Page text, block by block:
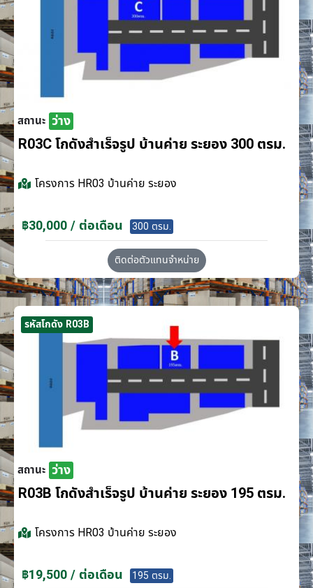
สถานะ ว่าง
R03C โกดังสำเร็จรูป บ้านค่าย ระยอง 300 ตรม.
โครงการ HR03 บ้านค่าย ระยอง
฿30,000 / ต่อเดือน 300 ตรม.
ติดต่อตัวแทนจำหน่าย
รหัสโกดัง R03B
สถานะ ว่าง
R03B โกดังสำเร็จรูป บ้านค่าย ระยอง 195 ตรม.
โครงการ HR03 บ้านค่าย ระยอง
฿19,500 / ต่อเดือน 195 ตรม.